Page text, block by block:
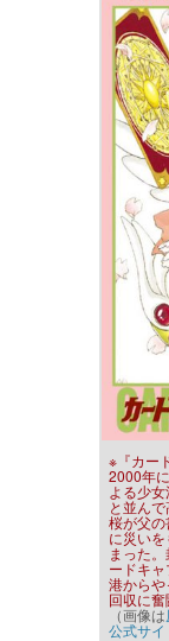
※『カー
2000年
よる少
と並ん
桜が父
に災い
まった
ードキ
港から
回収に
（画像は
公式サイ